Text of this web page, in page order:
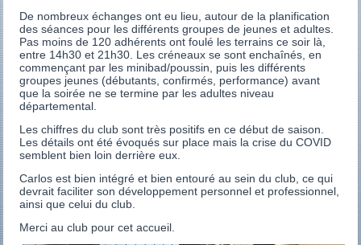
De nombreux échanges ont eu lieu, autour de la planification
des séances pour les différents groupes de jeunes et adultes.
Pas moins de 120 adhérents ont foulé les terrains ce soir là,
entre 14h30 et 21h30. Les créneaux se sont enchaînés, en
commençant par les minibad/poussin, puis les différents
groupes jeunes (débutants, confirmés, performance) avant
que la soirée ne se termine par les adultes niveau
départemental.
Les chiffres du club sont très positifs en ce début de saison.
Les détails ont été évoqués sur place mais la crise du COVID
semblent bien loin derrière eux.
Carlos est bien intégré et bien entouré au sein du club, ce qui
devrait faciliter son développement personnel et professionnel,
ainsi que celui du club.
Merci au club pour cet accueil.